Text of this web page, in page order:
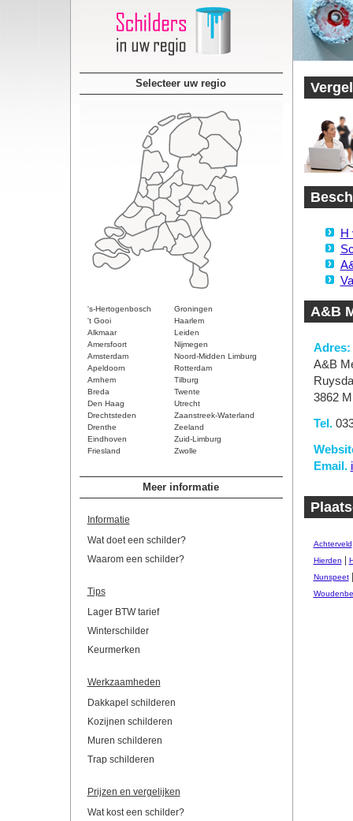
Selecteer uw regio
's-Hertogenbosch
Groningen
't Gooi
Haarlem
Alkmaar
Leiden
Amersfoort
Nijmegen
Amsterdam
Noord-Midden Limburg
Apeldoorn
Rotterdam
Arnhem
Tilburg
Breda
Twente
Den Haag
Utrecht
Drechtsteden
Zaanstreek-Waterland
Drenthe
Zeeland
Eindhoven
Zuid-Limburg
Friesland
Zwolle
Meer informatie
Informatie
Wat doet een schilder?
Waarom een schilder?
Tips
Lager BTW tarief
Winterschilder
Keurmerken
Werkzaamheden
Dakkapel schilderen
Kozijnen schilderen
Muren schilderen
Trap schilderen
Prijzen en vergelijken
Wat kost een schilder?
H
A&B
Adres:
A&B
3862
Tel.
Email.
Achterveld
Hierden
Nunspeet